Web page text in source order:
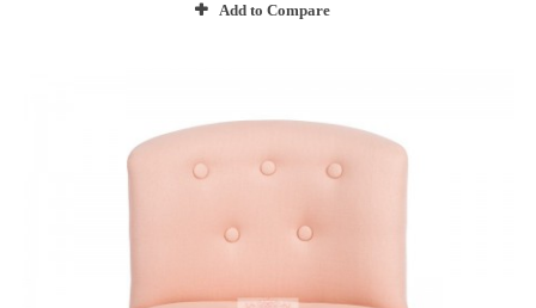
Add to Compare